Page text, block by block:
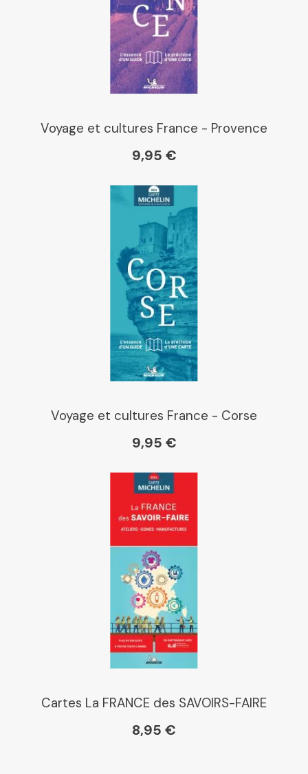
Voyage et cultures France - Provence
9,95 €
Voyage et cultures France - Corse
9,95 €
Cartes La FRANCE des SAVOIRS-FAIRE
8,95 €